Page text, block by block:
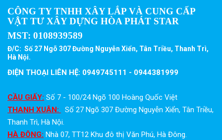
CÔNG TY TNHH XÂY LẮP VÀ CUNG CẤP
VẬT TƯ XÂY DỰNG HÒA PHÁT STAR
MST: 0108939589
Đ/C: Số 27 Ngõ 307 Đường Nguyễn Xiển, Tân Triều, Thanh Trì,
Hà Nội.
ĐIỆN THOẠI LIÊN HỆ: 0949745111 - 0944381999
CẦU GIẤY: Số 7 - 100/24 Ngõ 100 Hoàng Quốc Việt
THANH XUÂN:
Số 27 Ngõ 307 Đường Nguyễn Xiển, Tân Triều,
Thanh Trì, Hà Nội.
HÀ ĐÔNG: Nhà 07, TT12 Khu đô thị Văn Phú, Hà Đông.